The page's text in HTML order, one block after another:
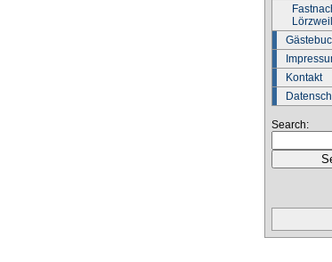
Kontakt
Search: